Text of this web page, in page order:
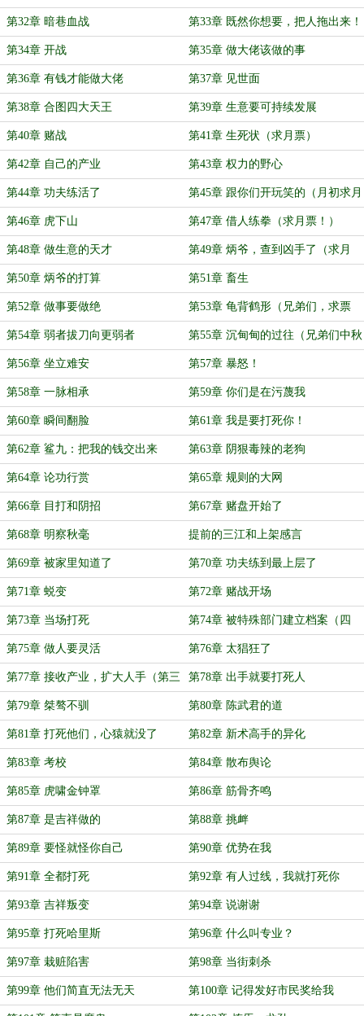
第32章 暗巷血战 第33章 既然你想要，把人拖出来！
第34章 开战 第35章 做大佬该做的事
第36章 有钱才能做大佬 第37章 见世面
第38章 合图四大天王 第39章 生意要可持续发展
第40章 赌战 第41章 生死状（求月票）
第42章 自己的产业 第43章 权力的野心
第44章 功夫练活了 第45章 跟你们开玩笑的（月初求月
票！）
第46章 虎下山 第47章 借人练拳（求月票！）
第48章 做生意的天才 第49章 炳爷，查到凶手了（求月
票！）
第50章 炳爷的打算 第51章 畜生
第52章 做事要做绝 第53章 龟背鹤形（兄弟们，求票
啊！）
第54章 弱者拔刀向更弱者 第55章 沉甸甸的过往（兄弟们中秋
快乐）
第56章 坐立难安 第57章 暴怒！
第58章 一脉相承 第59章 你们是在污蔑我
第60章 瞬间翻脸 第61章 我是要打死你！
第62章 鲨九：把我的钱交出来 第63章 阴狠毒辣的老狗
第64章 论功行赏 第65章 规则的大网
第66章 目打和阴招 第67章 赌盘开始了
第68章 明察秋毫 提前的三江和上架感言
第69章 被家里知道了 第70章 功夫练到最上层了
第71章 蜕变 第72章 赌战开场
第73章 当场打死 第74章 被特殊部门建立档案（四
更）
第75章 做人要灵活 第76章 太猖狂了
第77章 接收产业，扩大人手（第三
更）
第78章 出手就要打死人
第79章 桀骜不驯 第80章 陈武君的道
第81章 打死他们，心猿就没了 第82章 新术高手的异化
第83章 考校 第84章 散布舆论
第85章 虎啸金钟罩 第86章 筋骨齐鸣
第87章 是吉祥做的 第88章 挑衅
第89章 要怪就怪你自己 第90章 优势在我
第91章 全都打死 第92章 有人过线，我就打死你
第93章 吉祥叛变 第94章 说谢谢
第95章 打死哈里斯 第96章 什么叫专业？
第97章 栽赃陷害 第98章 当街刺杀
第99章 他们简直无法无天 第100章 记得发好市民奖给我